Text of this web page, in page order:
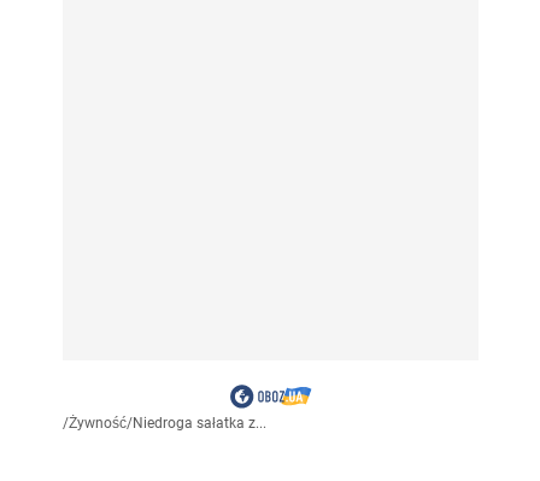
/Żywność/Niedroga sałatka z...